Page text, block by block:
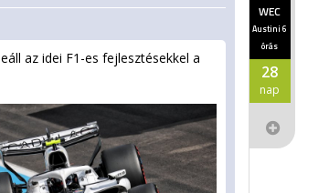
WEC
Austini 6
órás
28
nap
az idei F1-es fejlesztésekkel a